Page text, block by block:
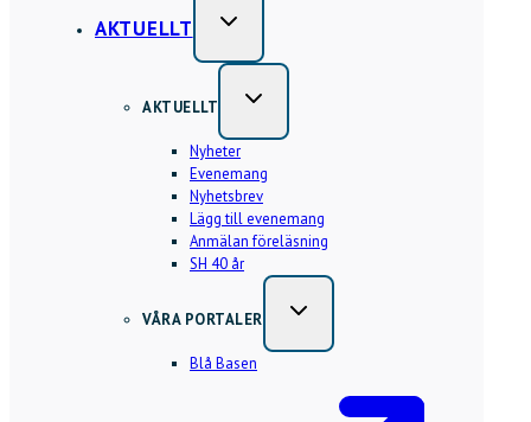
AKTUELLT
AKTUELLT
Nyheter
Evenemang
Nyhetsbrev
Lägg till evenemang
Anmälan föreläsning
SH 40 år
VÅRA PORTALER
Blå Basen